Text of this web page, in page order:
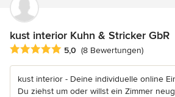
kust interior Kuhn & Stricker GbR
Durchschnittliche Bewertung: 5 von 5
5,0 (8 Bewertungen)
kust interior - Deine individuelle online
Du ziehst um oder willst ein Zimmer